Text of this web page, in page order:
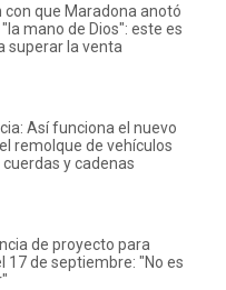
que Maradona anotó
mano de Dios": este es
superar la venta
Así funciona el nuevo
remolque de vehículos
y cadenas
de proyecto para
17 de septiembre: "No es